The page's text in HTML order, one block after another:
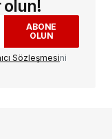
olun!
ABONE
OLUN
Sözleşmesini